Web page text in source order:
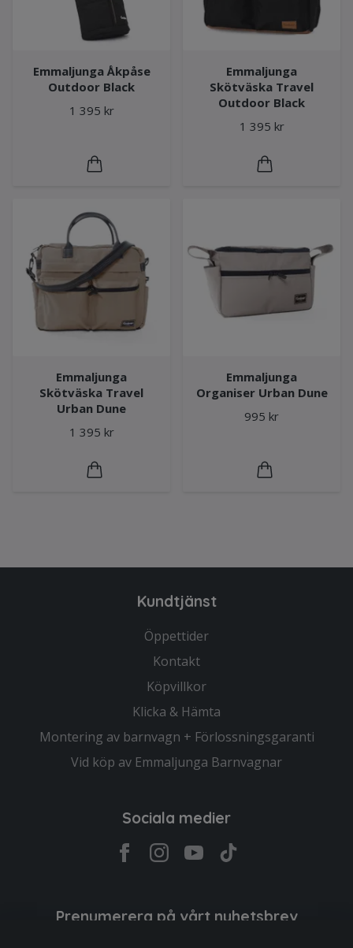
Emmaljunga Åkpåse
Outdoor Black
1 395 kr
Emmaljunga
Skötväska Travel
Outdoor Black
1 395 kr
Emmaljunga
Skötväska Travel
Urban Dune
1 395 kr
Emmaljunga
Organiser Urban Dune
995 kr
Kundtjänst
Öppettider
Kontakt
Köpvillkor
Klicka & Hämta
Montering av barnvagn + Förlossningsgaranti
Vid köp av Emmaljunga Barnvagnar
Sociala medier
Prenumerera på vårt nyhetsbrev